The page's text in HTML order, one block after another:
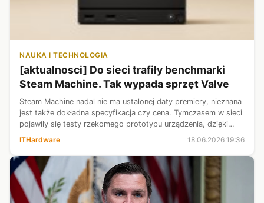
NAUKA I TECHNOLOGIA
[aktualnosci] Do sieci trafiły benchmarki
Steam Machine. Tak wypada sprzęt Valve
Steam Machine nadal nie ma ustalonej daty premiery, nieznana
jest także dokładna specyfikacja czy cena. Tymczasem w sieci
pojawiły się testy rzekomego prototypu urządzenia, dzięki
oczekiwać. We...
ITHardware 18.06.2026 19:36